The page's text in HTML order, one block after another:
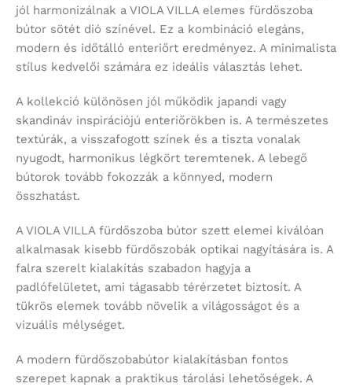
jól harmonizálnak a VIOLA VILLA elemes fürdőszoba
bútor sötét dió színével. Ez a kombináció elegáns,
modern és időtálló enteriőrt eredményez. A minimalista
stílus kedvelői számára ez ideális választás lehet.
A kollekció különösen jól működik japandi vagy
skandináv inspirációjú enteriőrökben is. A természetes
textúrák, a visszafogott színek és a tiszta vonalak
nyugodt, harmonikus légkört teremtenek. A lebegő
bútorok tovább fokozzák a könnyed, modern
összhatást.
A VIOLA VILLA fürdőszoba bútor szett elemei kiválóan
alkalmasak kisebb fürdőszobák optikai nagyítására is. A
falra szerelt kialakítás szabadon hagyja a
padlófelületet, ami tágasabb térérzetet biztosít. A
tükrös elemek tovább növelik a világosságot és a
vizuális mélységet.
A modern fürdőszobabútor kialakításban fontos
szerepet kapnak a praktikus tárolási lehetőségek. A